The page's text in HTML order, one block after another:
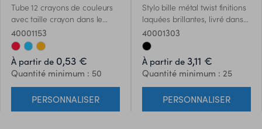
Tube 12 crayons de couleurs
avec taille crayon dans le
couvercle.
40001153
À partir de 0,53 €
Quantité minimum : 50
PERSONNALISER
Stylo bille métal twist finitions
laquées brillantes, livré dans
un coffret. Encre noire.
40001303
À partir de 3,11 €
Quantité minimum : 25
PERSONNALISER